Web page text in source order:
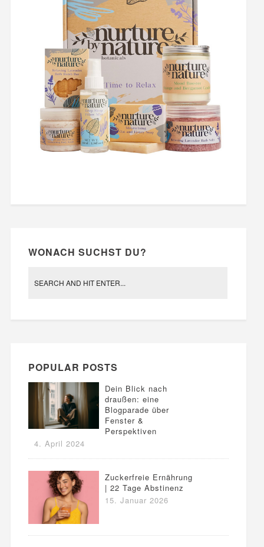
WONACH SUCHST DU?
POPULAR POSTS
Dein Blick nach
draußen: eine
Blogparade über
Fenster &
Perspektiven
4. April 2024
Zuckerfreie Ernährung
| 22 Tage Abstinenz
15. Januar 2026